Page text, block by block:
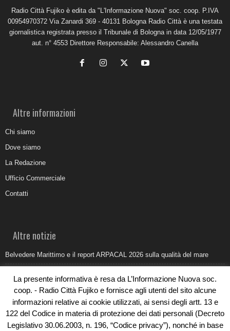
Radio Città Fujiko è edita da "L'Informazione Nuova" soc. coop. P.IVA
00954970372 Via Zanardi 369 - 40131 Bologna Radio Città è una testata
giornalistica registrata presso il Tribunale di Bologna in data 12/05/1977
aut. n° 4553 Direttore Responsabile: Alessandro Canella
Altre informazioni
Chi siamo
Dove siamo
La Redazione
Ufficio Commerciale
Contatti
Altre notizie
Belvedere Marittimo e il report ARPACAL 2026 sulla qualità del mare
Umidità di risalita in casa, come riconoscere i segnali veri
Torna il Sun Donato Festival 2026
Come il busking moderno ridisegna il paesaggio sonoro urbano
La presente informativa è resa da L’Informazione Nuova soc.
coop. - Radio Città Fujiko e fornisce agli utenti del sito alcune
informazioni relative ai cookie utilizzati, ai sensi degli artt. 13 e
122 del Codice in materia di protezione dei dati personali (Decreto
Legislativo 30.06.2003, n. 196, “Codice privacy”), nonché in base